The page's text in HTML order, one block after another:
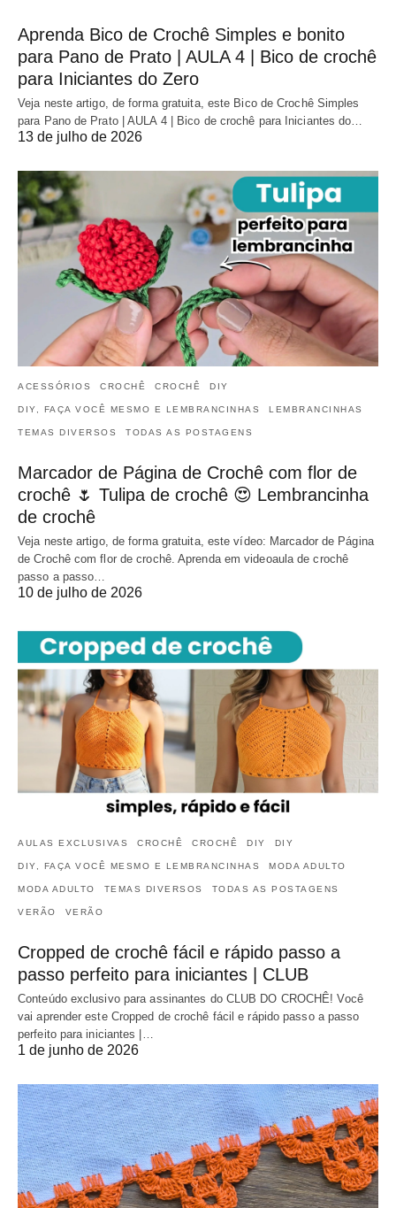
Aprenda Bico de Crochê Simples e bonito
para Pano de Prato | AULA 4 | Bico de crochê
para Iniciantes do Zero
Veja neste artigo, de forma gratuita, este Bico de Crochê Simples
para Pano de Prato | AULA 4 | Bico de crochê para Iniciantes do…
13 de julho de 2026
ACESSÓRIOS CROCHÊ CROCHÊ DIY
DIY, FAÇA VOCÊ MESMO E LEMBRANCINHAS LEMBRANCINHAS
TEMAS DIVERSOS TODAS AS POSTAGENS
Marcador de Página de Crochê com flor de
crochê 🌷 Tulipa de crochê 😍 Lembrancinha
de crochê
Veja neste artigo, de forma gratuita, este vídeo: Marcador de Página
de Crochê com flor de crochê. Aprenda em videoaula de crochê
passo a passo…
10 de julho de 2026
AULAS EXCLUSIVAS CROCHÊ CROCHÊ DIY DIY
DIY, FAÇA VOCÊ MESMO E LEMBRANCINHAS MODA ADULTO
MODA ADULTO TEMAS DIVERSOS TODAS AS POSTAGENS
VERÃO VERÃO
Cropped de crochê fácil e rápido passo a
passo perfeito para iniciantes | CLUB
Conteúdo exclusivo para assinantes do CLUB DO CROCHÊ! Você
vai aprender este Cropped de crochê fácil e rápido passo a passo
perfeito para iniciantes |…
1 de junho de 2026